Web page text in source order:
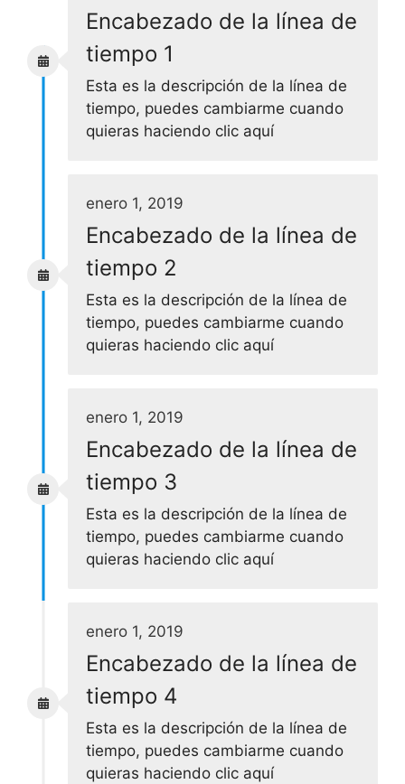
Encabezado de la línea de
tiempo 1
Esta es la descripción de la línea de
tiempo, puedes cambiarme cuando
quieras haciendo clic aquí
enero 1, 2019
Encabezado de la línea de
tiempo 2
Esta es la descripción de la línea de
tiempo, puedes cambiarme cuando
quieras haciendo clic aquí
enero 1, 2019
Encabezado de la línea de
tiempo 3
Esta es la descripción de la línea de
tiempo, puedes cambiarme cuando
quieras haciendo clic aquí
enero 1, 2019
Encabezado de la línea de
tiempo 4
Esta es la descripción de la línea de
tiempo, puedes cambiarme cuando
quieras haciendo clic aquí